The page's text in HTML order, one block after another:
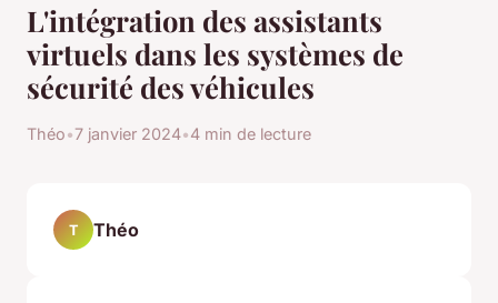
L'intégration des assistants
virtuels dans les systèmes de
sécurité des véhicules
Théo•7 janvier 2024•4 min de lecture
T Théo